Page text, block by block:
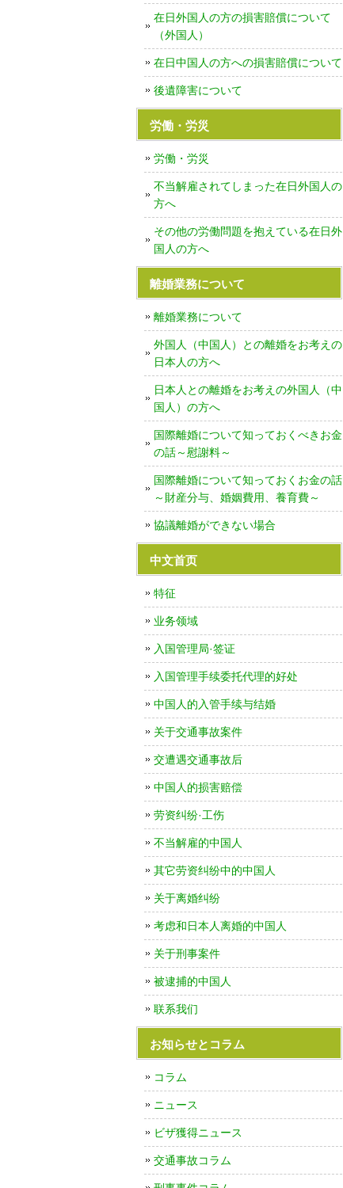
在日外国人の方の損害賠償について
（外国人）
在日中国人の方への損害賠償について
後遺障害について
労働・労災
労働・労災
不当解雇されてしまった在日外国人の
方へ
その他の労働問題を抱えている在日外
国人の方へ
離婚業務について
離婚業務について
外国人（中国人）との離婚をお考えの
日本人の方へ
日本人との離婚をお考えの外国人（中
国人）の方へ
国際離婚について知っておくべきお金
の話～慰謝料～
国際離婚について知っておくお金の話
～財産分与、婚姻費用、養育費～
協議離婚ができない場合
中文首页
特征
业务领域
入国管理局·签证
入国管理手续委托代理的好处
中国人的入管手续与结婚
关于交通事故案件
交遭遇交通事故后
中国人的损害赔偿
劳资纠纷·工伤
不当解雇的中国人
其它劳资纠纷中的中国人
关于离婚纠纷
考虑和日本人离婚的中国人
关于刑事案件
被逮捕的中国人
联系我们
お知らせとコラム
コラム
ニュース
ビザ獲得ニュース
交通事故コラム